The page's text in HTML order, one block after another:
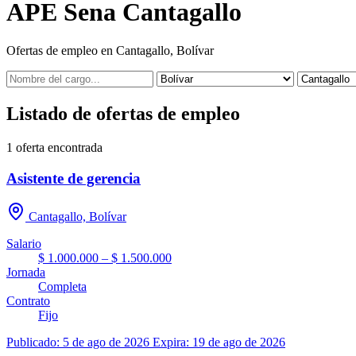
APE Sena Cantagallo
Ofertas de empleo en Cantagallo, Bolívar
Listado de ofertas de empleo
1 oferta encontrada
Asistente de gerencia
Cantagallo, Bolívar
Salario
$ 1.000.000 – $ 1.500.000
Jornada
Completa
Contrato
Fijo
Publicado: 5 de ago de 2026 Expira: 19 de ago de 2026